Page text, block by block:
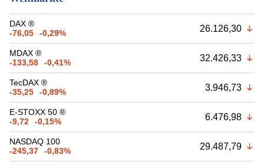
DAX ®
-76,05
-0,29% 26.126,30
MDAX ®
-133,58
-0,41% 32.426,33
TecDAX ®
-35,25
-0,89% 3.946,73
E-STOXX 50 ®
-9,72
-0,15% 6.476,98
NASDAQ 100
-245,37
-0,83% 29.487,79